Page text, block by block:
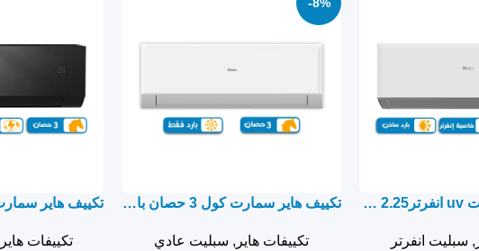
تكييف هاير سمارت uv انفرتر2.25 حصان بارد ساخن – سبليت
, سبليت انفرتر
تكييف هاير سمارت كول 3 حصان بارد فقط – سبليت
تكييفات هاير , سبليت عادي تكييفات هاير